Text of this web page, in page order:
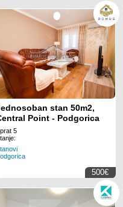
stan 50m2,
Point - Podgorica
5
500€